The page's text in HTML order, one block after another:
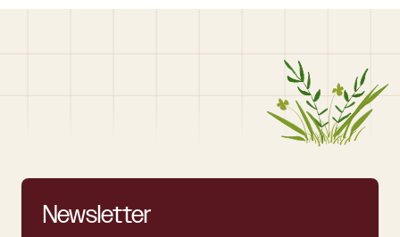
Newsletter